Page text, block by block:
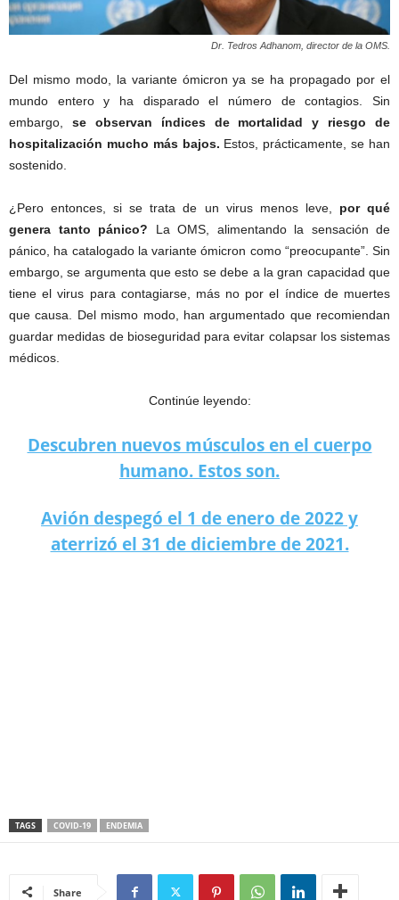
Dr. Tedros Adhanom, director de la OMS.
Del mismo modo, la variante ómicron ya se ha propagado por el
mundo entero y ha disparado el número de contagios. Sin
embargo, se observan índices de mortalidad y riesgo de
hospitalización mucho más bajos. Estos, prácticamente, se han
sostenido.
¿Pero entonces, si se trata de un virus menos leve, por qué
genera tanto pánico? La OMS, alimentando la sensación de
pánico, ha catalogado la variante ómicron como “preocupante”. Sin
embargo, se argumenta que esto se debe a la gran capacidad que
tiene el virus para contagiarse, más no por el índice de muertes
que causa. Del mismo modo, han argumentado que recomiendan
guardar medidas de bioseguridad para evitar colapsar los sistemas
médicos.
Continúe leyendo:
Descubren nuevos músculos en el cuerpo
humano. Estos son.
Avión despegó el 1 de enero de 2022 y
aterrizó el 31 de diciembre de 2021.
TAGS COVID-19 ENDEMIA
Share